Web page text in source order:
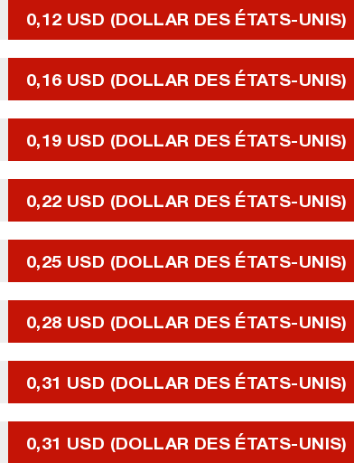
0,12 USD (DOLLAR DES ÉTATS-UNIS)
0,16 USD (DOLLAR DES ÉTATS-UNIS)
0,19 USD (DOLLAR DES ÉTATS-UNIS)
0,22 USD (DOLLAR DES ÉTATS-UNIS)
0,25 USD (DOLLAR DES ÉTATS-UNIS)
0,28 USD (DOLLAR DES ÉTATS-UNIS)
0,31 USD (DOLLAR DES ÉTATS-UNIS)
0,31 USD (DOLLAR DES ÉTATS-UNIS)